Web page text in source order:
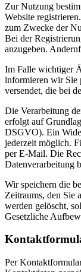
Zur Nutzung
Website
zum Zwecke der
Bei der
anzugeben.
Im Falle wichtiger
informieren wir Sie
versendet, die bei
Die Verarbeitung
erfolgt auf
DSGVO). Ein
jederzeit möglich.
per E-Mail. Die
Datenverarbeitung
Wir speichern die
Zeitraums, den Sie
werden gelöscht,
Gesetzliche
Per